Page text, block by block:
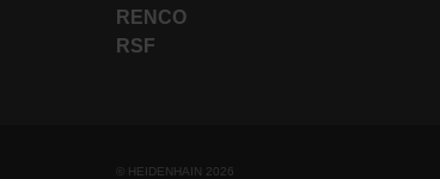
RENCO
RSF
© HEIDENHAIN 2026